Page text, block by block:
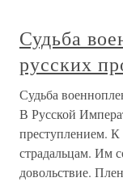
Судьба
русских
Судьба
В Русской
преступлением.
страдальцам. Им
довольствие.